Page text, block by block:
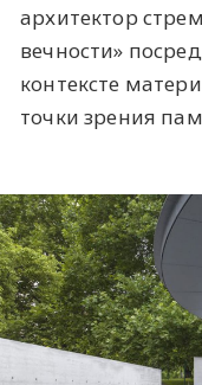
архитектор
вечности»
контексте
точки зрения